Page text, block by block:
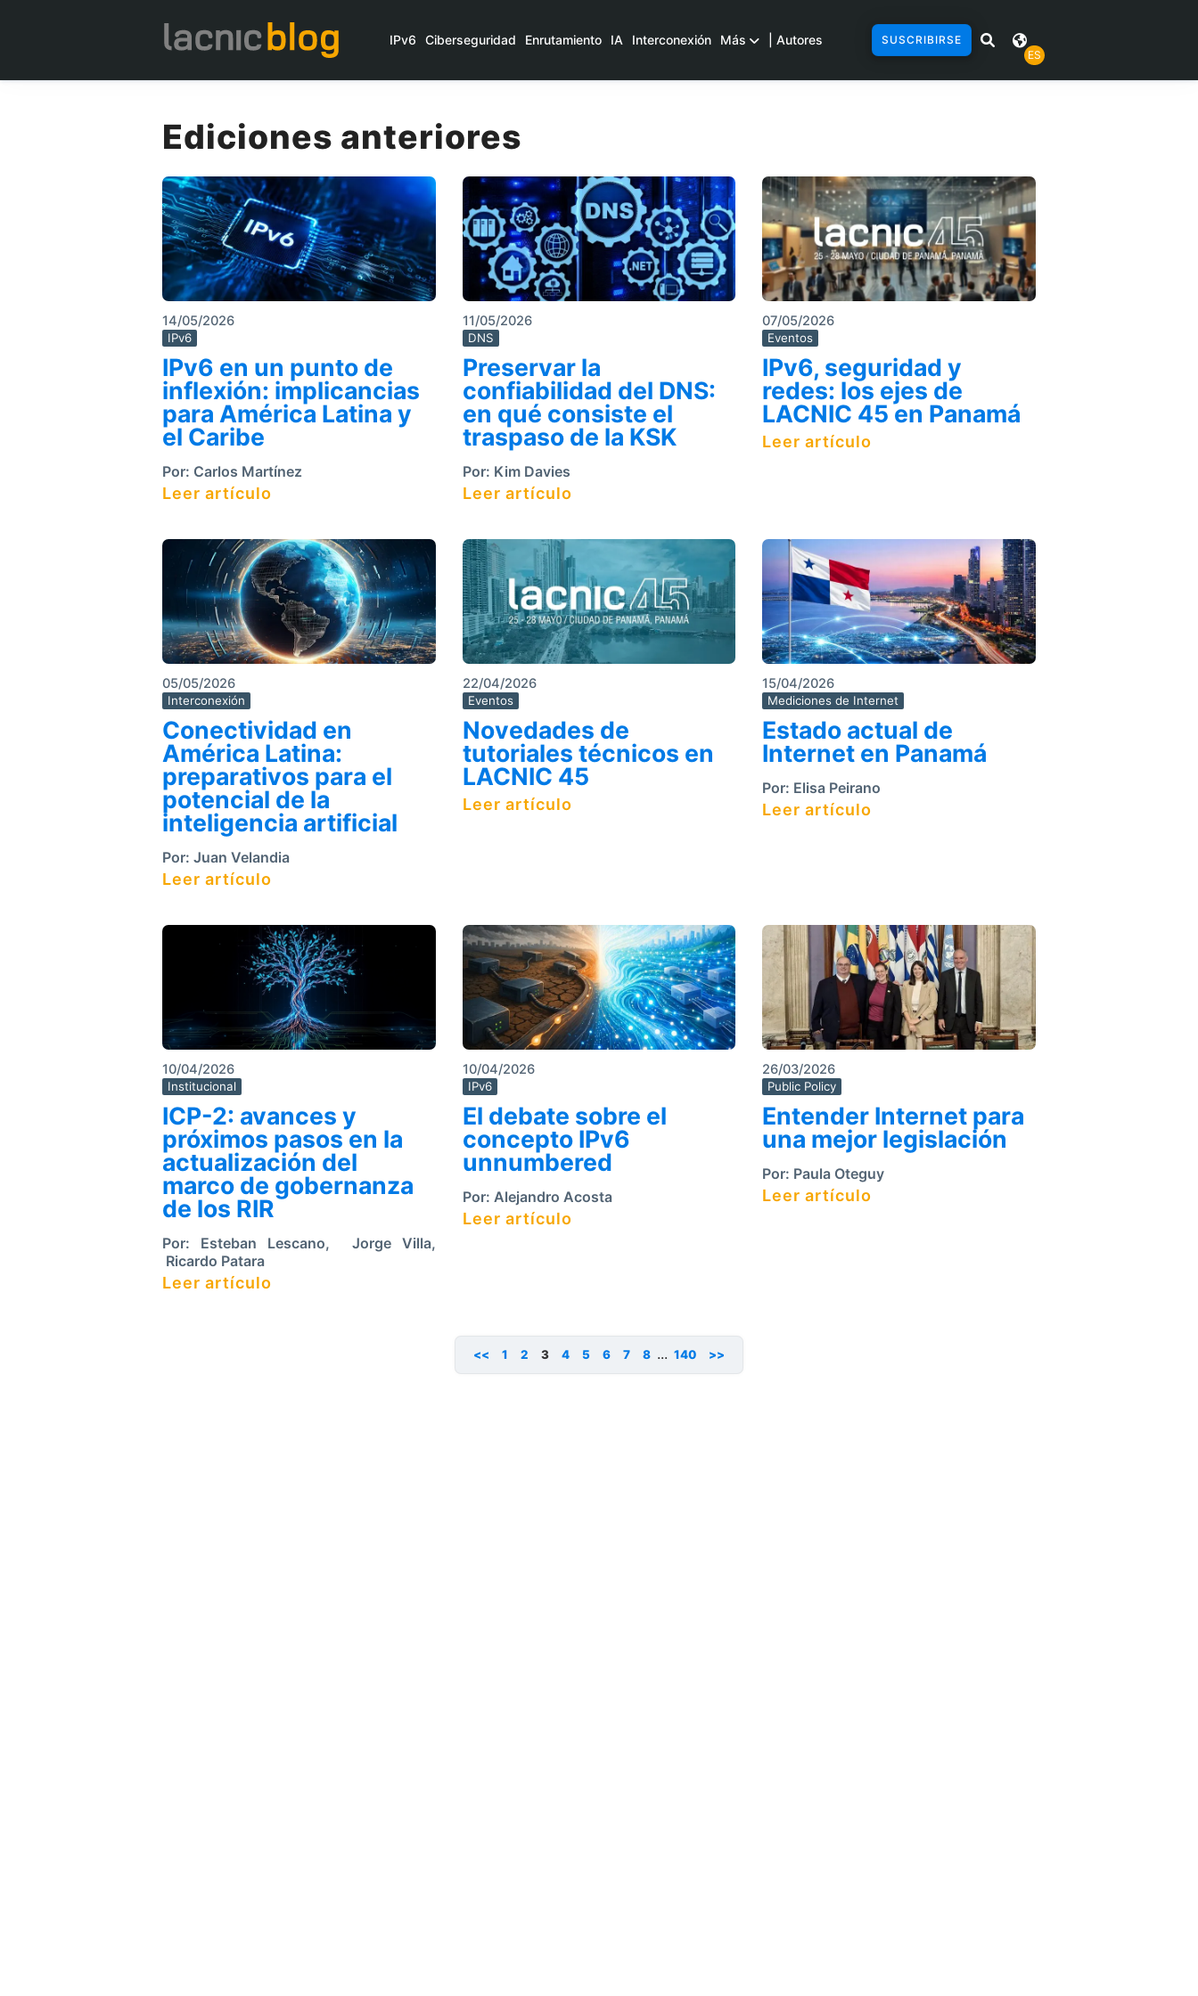
IPv6 Ciberseguridad Enrutamiento IA Interconexión Más | Autores
SUSCRIBIRSE
ES
Ediciones anteriores
14/05/2026
IPv6
IPv6 en un punto de
inflexión: implicancias
para América Latina y
el Caribe
Por: Carlos Martínez
Leer artículo
11/05/2026
DNS
Preservar la
confiabilidad del DNS:
en qué consiste el
traspaso de la KSK
Por: Kim Davies
Leer artículo
07/05/2026
Eventos
IPv6, seguridad y
redes: los ejes de
LACNIC 45 en Panamá
Leer artículo
05/05/2026
Interconexión
Conectividad en
América Latina:
preparativos para el
potencial de la
inteligencia artificial
Por: Juan Velandia
Leer artículo
22/04/2026
Eventos
Novedades de
tutoriales técnicos en
LACNIC 45
Leer artículo
15/04/2026
Mediciones de Internet
Estado actual de
Internet en Panamá
Por: Elisa Peirano
Leer artículo
10/04/2026
Institucional
ICP-2: avances y
próximos pasos en la
actualización del
marco de gobernanza
de los RIR
Por: Esteban Lescano, Jorge Villa,
Ricardo Patara
Leer artículo
10/04/2026
IPv6
El debate sobre el
concepto IPv6
unnumbered
Por: Alejandro Acosta
Leer artículo
26/03/2026
Public Policy
Entender Internet para
una mejor legislación
Por: Paula Oteguy
Leer artículo
<< 1 2 3 4 5 6 7 8 ... 140 >>